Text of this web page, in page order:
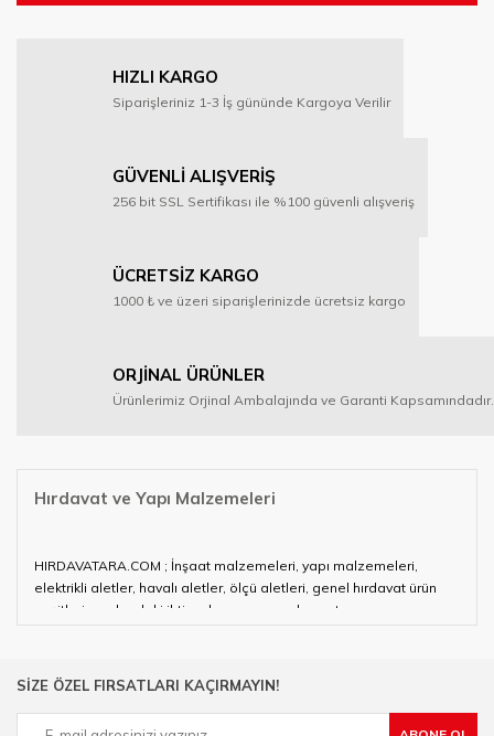
HIZLI KARGO
Siparişleriniz 1-3 İş gününde Kargoya Verilir
GÜVENLİ ALIŞVERİŞ
256 bit SSL Sertifikası ile %100 güvenli alışveriş
ÜCRETSİZ KARGO
1000 ₺ ve üzeri siparişlerinizde ücretsiz kargo
ORJİNAL ÜRÜNLER
Ürünlerimiz Orjinal Ambalajında ve Garanti Kapsamındadır.
Hırdavat ve Yapı Malzemeleri
HIRDAVATARA.COM ; İnşaat malzemeleri, yapı malzemeleri,
elektrikli aletler, havalı aletler, ölçü aletleri, genel hırdavat ürün
çeşitleri ve alandaki ihtiyaçlarınızın neredeyse tamamını
çalışan HIRDAVATARA.COM geniş ürün yelpazesi ile siz değerli
SİZE ÖZEL FIRSATLARI KAÇIRMAYIN!